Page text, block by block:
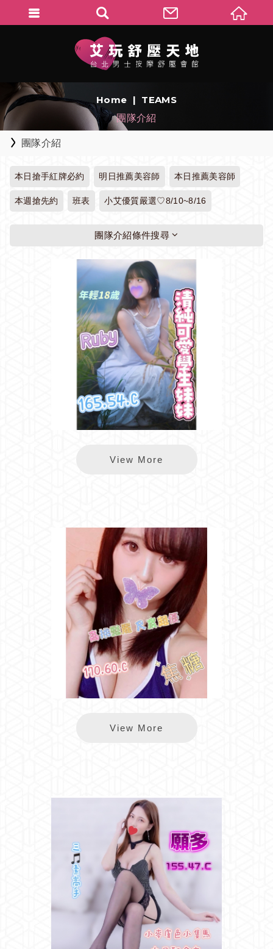
Home TEAMS
團隊介紹
團隊介紹
本日搶手紅牌必約 明日推薦美容師 本日推薦美容師
本週搶先約 班表 小艾優質嚴選♡8/10~8/16
團隊介紹條件搜尋
芯苑RUBY
View More
林森焦糖
View More